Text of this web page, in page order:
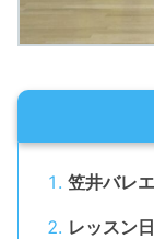
笠井バレ
レッスン日